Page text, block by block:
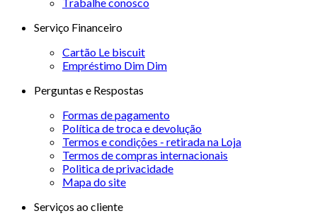
Serviço Financeiro
Cartão Le biscuit
Empréstimo Dim Dim
Perguntas e Respostas
Formas de pagamento
Política de troca e devolução
Termos e condições - retirada na Loja
Termos de compras internacionais
Politica de privacidade
Mapa do site
Serviços ao cliente